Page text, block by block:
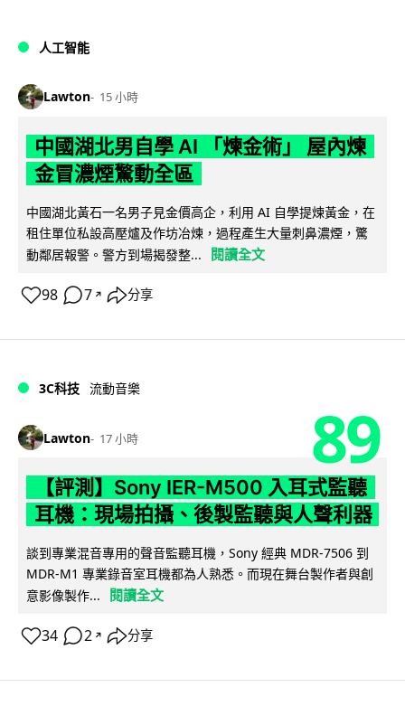
人工智能
Lawton 15 小時
中國湖北男自學 AI 「煉金術」 屋內煉
金冒濃煙驚動全區
中國湖北黃石一名男子見金價高企，利用 AI 自學提煉黃金，在
租住單位私設高壓爐及作坊冶煉，過程產生大量刺鼻濃煙，驚
動鄰居報警。警方到場揭發整...
閱讀全文
98 7 ↗ 分享
3C科技 流動音樂
Lawton 17 小時 89
【評測】Sony IER-M500 入耳式監聽
耳機：現場拍攝、後製監聽與人聲利器
談到專業混音專用的聲音監聽耳機，Sony 經典 MDR-7506 到
MDR-M1 專業錄音室耳機都為人熟悉。而現在舞台製作者與創
意影像製作...
閱讀全文
34 2 ↗ 分享